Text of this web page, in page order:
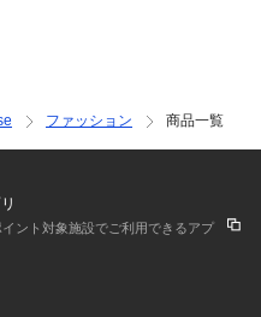
ファッション 商品一覧
ント対象施設でご利用できるアプ